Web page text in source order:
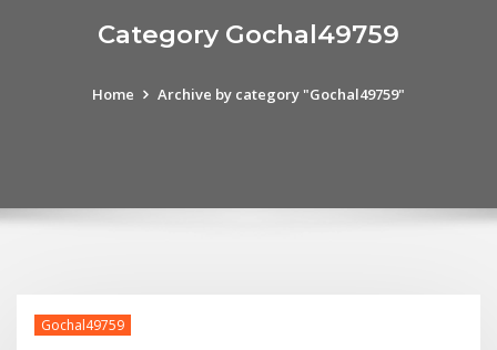
Category Gochal49759
Home Archive by category "Gochal49759"
Gochal49759